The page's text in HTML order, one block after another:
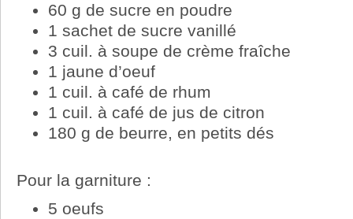
60 g de sucre en poudre
1 sachet de sucre vanillé
3 cuil. à soupe de crème fraîche
1 jaune d’oeuf
1 cuil. à café de rhum
1 cuil. à café de jus de citron
180 g de beurre, en petits dés
Pour la garniture :
5 oeufs